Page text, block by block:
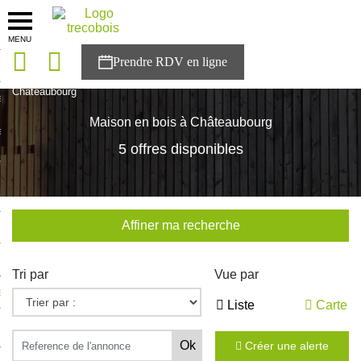
MENU
solutions
Trecobois
à NESTOR
Châteaubourg
Maison en bois à Châteaubourg
5 offres disponibles
Affiner ma recherche
Tri par Vue par
Liste Carte
Créer une alerte